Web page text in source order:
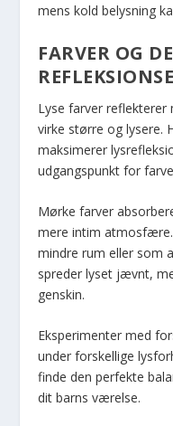
mens kold belysning
FARVER OG
Lyse farver
virke større og lysere.
maksimerer
udgangspunkt for
Mørke farver
mere intim
mindre rum eller som
spreder lyset jævnt,
genskin.
Eksperimenter med
under forskellige
finde den perfekte
dit barns værelse.